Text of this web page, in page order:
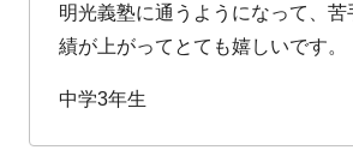
明光義塾に通うようになって、苦
績が上がってとても嬉しいです。
中学3年生